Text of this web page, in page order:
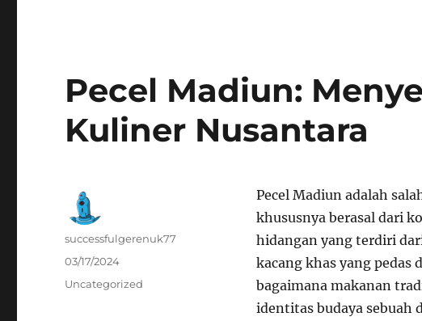
Pecel Madiun:
Kuliner Nusantara
Pecel Madiun adalah
khususnya berasal dari
hidangan yang terdiri
kacang khas yang pedas
bagaimana makanan
identitas budaya sebuah
Author
successfulgerenuk77
Posted
03/17/2024
Categories
Uncategorized